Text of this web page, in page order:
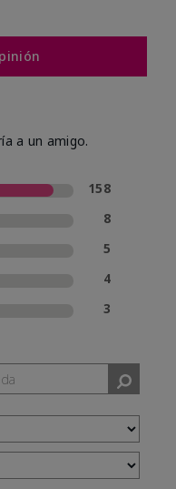
a un amigo.
158
8
5
4
3